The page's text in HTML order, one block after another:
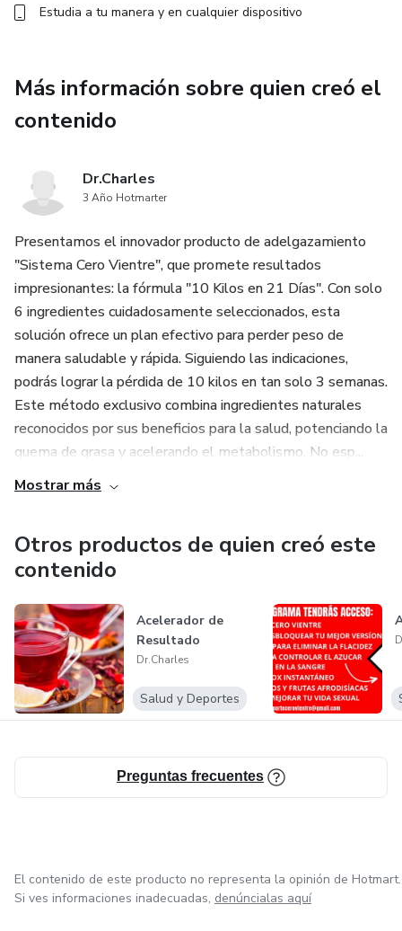
Estudia a tu manera y en cualquier dispositivo
Más información sobre quien creó el
contenido
Dr.Charles
3 Año Hotmarter
Presentamos el innovador producto de adelgazamiento
"Sistema Cero Vientre", que promete resultados
impresionantes: la fórmula "10 Kilos en 21 Días". Con solo
6 ingredientes cuidadosamente seleccionados, esta
solución ofrece un plan efectivo para perder peso de
manera saludable y rápida. Siguiendo las indicaciones,
podrás lograr la pérdida de 10 kilos en tan solo 3 semanas.
Este método exclusivo combina ingredientes naturales
reconocidos por sus beneficios para la salud, potenciando la
quema de grasa y acelerando el metabolismo. No esp...
Mostrar más
Otros productos de quien creó este
contenido
Acelerador de
Resultado
Dr.Charles
Salud y Deportes
Preguntas frecuentes
El contenido de este producto no representa la opinión de Hotmart.
Si ves informaciones inadecuadas, denúncialas aquí